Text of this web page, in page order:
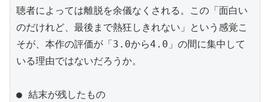
聴者によっては離脱を余儀なくされる。この「面白い
のだけれど、最後まで熱狂しきれない」という感覚こ
そが、本作の評価が「3.0から4.0」の間に集中して
いる理由ではないだろうか。
● 結末が残したもの